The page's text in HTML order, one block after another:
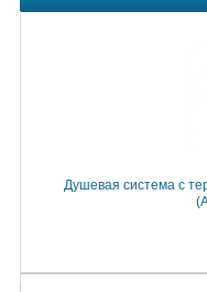
Душевая система с